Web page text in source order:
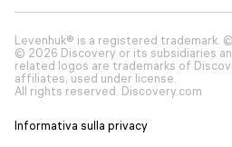
Levenhuk® is a registered trademark.
© 2026 Discovery or its subsidiaries
related logos are trademarks of
affiliates, used under license.
All rights reserved. Discovery.com
Informativa sulla privacy